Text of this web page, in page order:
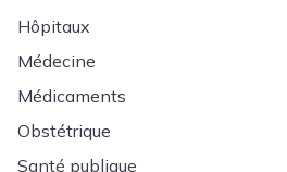
Hôpitaux
Médecine
Médicaments
Obstétrique
Santé publique